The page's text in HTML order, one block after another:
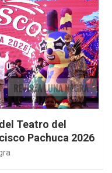
Teatro del
Pachuca 2026